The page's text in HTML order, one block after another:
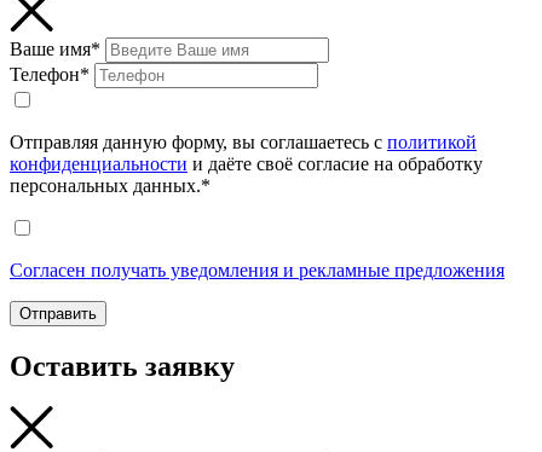
Ваше имя*
Телефон*
Отправляя данную форму, вы соглашаетесь с политикой
конфиденциальности и даёте своё согласие на обработку
персональных данных.*
Согласен получать уведомления и рекламные предложения
Отправить
Оставить заявку